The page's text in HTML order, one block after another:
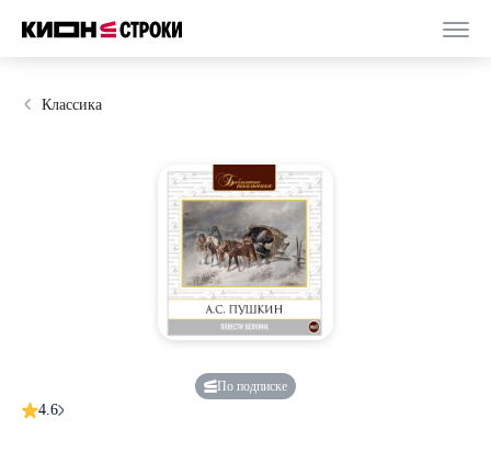
Классика
По подписке
4.6